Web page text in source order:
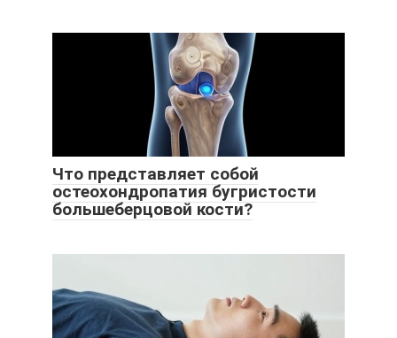
Что представляет собой
остеохондропатия бугристости
большеберцовой кости?